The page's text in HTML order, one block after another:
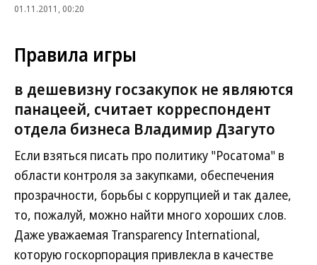
01.11.2011, 00:20
Правила игры
в дешевизну госзакупок не являются
панацеей, считает корреспондент
отдела бизнеса Владимир Дзагуто
Если взяться писать про политику "Росатома" в
области контроля за закупками, обеспечения
прозрачности, борьбы с коррупцией и так далее,
то, пожалуй, можно найти много хороших слов.
Даже уважаемая Transparency International,
которую госкорпорация привлекла в качестве